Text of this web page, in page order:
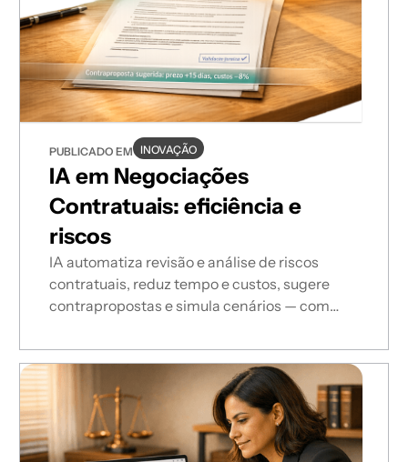
PUBLICADO EM INOVAÇÃO
IA em Negociações
Contratuais: eficiência e
riscos
IA automatiza revisão e análise de riscos
contratuais, reduz tempo e custos, sugere
contrapropostas e simula cenários — com